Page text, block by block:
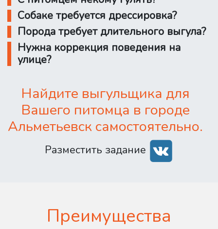
Собаке требуется дрессировка?
Порода требует длительного выгула?
Нужна коррекция поведения на
улице?
Найдите выгульщика для
Вашего питомца в городе
Альметьевск самостоятельно.
Разместить задание
Преимущества